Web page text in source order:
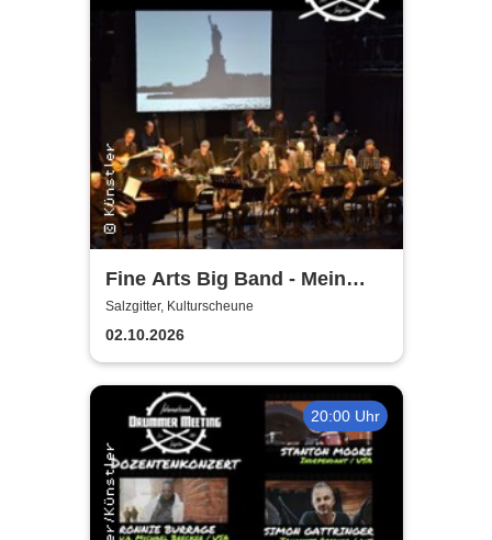
Fine Arts Big Band - Mein
amerikanischer Traum - True
Stories
Salzgitter, Kulturscheune
02.10.2026
20:00 Uhr